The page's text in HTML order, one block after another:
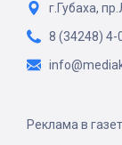
г.Губаха,
8 (34248) 4-
Реклама в